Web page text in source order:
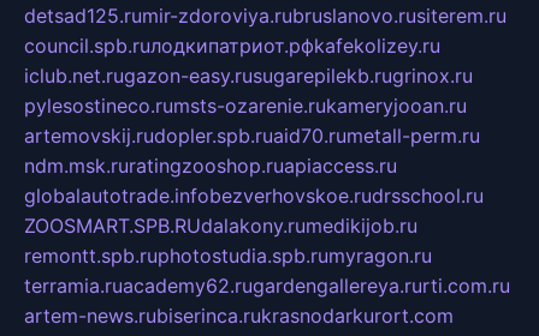
detsad125.rumir-zdoroviya.rubruslanovo.rusiterem.ru
council.spb.ruлодкипатриот.рфkafekolizey.ru
iclub.net.rugazon-easy.rusugarepilekb.rugrinox.ru
pylesostineco.rumsts-ozarenie.rukameryjooan.ru
artemovskij.rudopler.spb.ruaid70.rumetall-perm.ru
ndm.msk.ruratingzooshop.ruapiaccess.ru
globalautotrade.infobezverhovskoe.rudrsschool.ru
ZOOSMART.SPB.RUdalakony.rumedikijob.ru
remontt.spb.ruphotostudia.spb.rumyragon.ru
terramia.ruacademy62.rugardengallereya.rurti.com.ru
artem-news.rubiserinca.rukrasnodarkurort.com